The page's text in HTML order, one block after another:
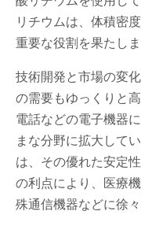
リチウムは、体積密
重要な役割を果たしま
技術開発と市場の変
の需要もゆっくりと
電話などの電子機器
まな分野に拡大して
は、その優れた安定
の利点により、医療
殊通信機器などに徐